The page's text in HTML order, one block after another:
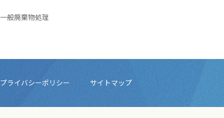
一般廃棄物処理
プライバシーポリシー サイトマップ